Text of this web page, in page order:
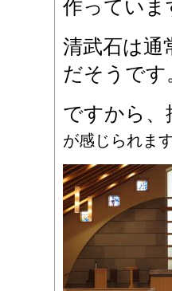
作っていま
清武石は通
だそうです
ですから、
が感じられます